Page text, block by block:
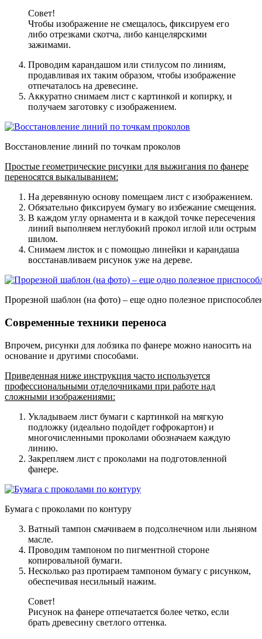
Совет!
Чтобы изображение не смещалось, фиксируем его
либо отрезками скотча, либо канцелярскими
зажимами.
Проводим карандашом или стилусом по линиям,
продавливая их таким образом, чтобы изображение
отпечаталось на древесине.
Аккуратно снимаем лист с картинкой и копирку, и
получаем заготовку с изображением.
Восстановление линий по точкам проколов
Простые геометрические рисунки для выжигания по фанере
переносятся выкалыванием:
На деревянную основу помещаем лист с изображением.
Обязательно фиксируем бумагу во избежание смещения.
В каждом углу орнамента и в каждой точке пересечения
линий выполняем неглубокий прокол иглой или острым
шилом.
Снимаем листок и с помощью линейки и карандаша
восстанавливаем рисунок уже на дереве.
Прорезной шаблон (на фото) – еще одно полезное
Современные техники переноса
Впрочем, рисунки для лобзика по фанере можно наносить на
основание и другими способами.
Приведенная ниже инструкция часто используется
профессиональными отделочниками при работе над
сложными изображениями:
Укладываем лист бумаги с картинкой на мягкую
подложку (идеально подойдет гофрокартон) и
многочисленными проколами обозначаем каждую
линию.
Закрепляем лист с проколами на подготовленной
фанере.
Бумага с проколами по контуру
Ватный тампон смачиваем в подсолнечном или льняном
масле.
Проводим тампоном по пигментной стороне
копировальной бумаги.
Несколько раз протираем тампоном бумагу с рисунком,
обеспечивая несильный нажим.
Совет!
Рисунок на фанере отпечатается более четко, если
брать древесину светлого оттенка.